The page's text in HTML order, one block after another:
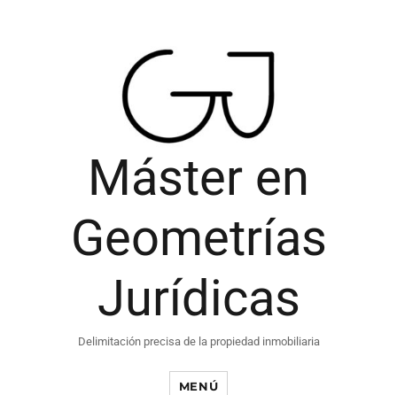
Máster en
Geometrías
Jurídicas
Delimitación precisa de la propiedad inmobiliaria
MENÚ